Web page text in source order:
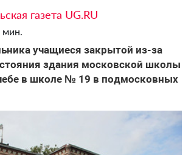
газета UG.RU
мин.
учащиеся закрытой из-за
здания московской школы
в школе № 19 в подмосковных